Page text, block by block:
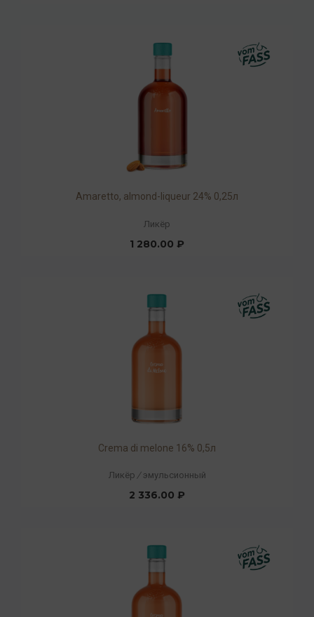
Amaretto, almond-liqueur 24% 0,25л
Ликёр
1 280.00 ₽
Crema di melone 16% 0,5л
Ликёр / эмульсионный
2 336.00 ₽